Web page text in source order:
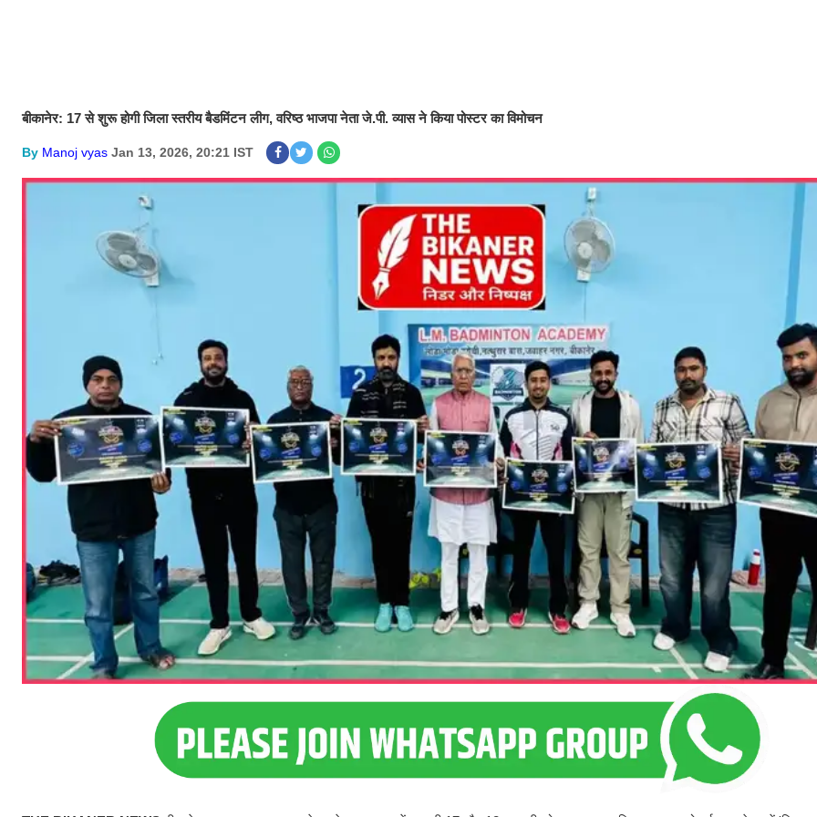
बीकानेर: 17 से शुरू होगी जिला स्तरीय बैडमिंटन लीग, वरिष्ठ भाजपा नेता जे.पी. व्यास ने किया पोस्टर का विमोचन
By Manoj vyas Jan 13, 2026, 20:21 IST